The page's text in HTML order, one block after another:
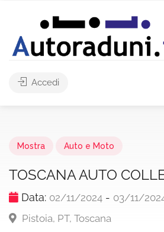
Accedi
Mostra Auto e Moto
TOSCANA AUTO
Data: 02/11/2024 - 03/11/
Pistoia, PT, Toscana